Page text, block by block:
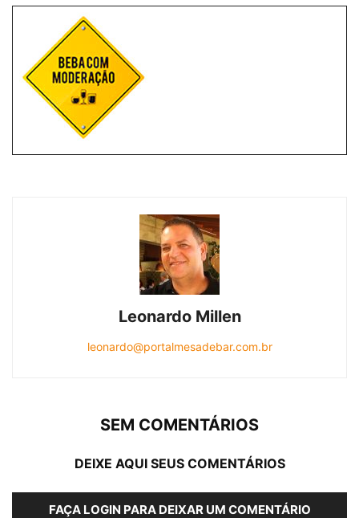
Leonardo Millen
leonardo@portalmesadebar.com.br
SEM COMENTÁRIOS
DEIXE AQUI SEUS COMENTÁRIOS
FAÇA LOGIN PARA DEIXAR UM COMENTÁRIO